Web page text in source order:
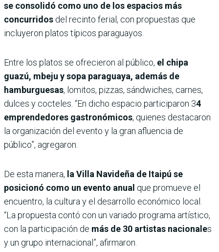
se consolidó como uno de los espacios más
concurridos del recinto ferial, con propuestas que
incluyeron platos típicos paraguayos.
Entre los platos se ofrecieron al público, el chipa
guazú, mbeju y sopa paraguaya, además de
hamburguesas, lomitos, pizzas, sándwiches, carnes,
dulces y cocteles. “En dicho espacio participaron 34
emprendedores gastronómicos, quienes destacaron
la organización del evento y la gran afluencia de
público”, agregaron.
De esta manera, la Villa Navideña de Itaipú se
posicionó como un evento anual que promueve el
encuentro, la cultura y el desarrollo económico local.
“La propuesta contó con un variado programa artístico,
con la participación de más de 30 artistas nacionales
y un grupo internacional”, afirmaron.